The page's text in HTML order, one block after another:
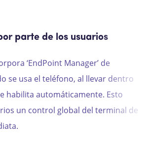
parte de los usuarios
‘EndPoint Manager’ de
se usa el teléfono, al llevar dentro
habilita automáticamente. Esto
un control global del terminal de